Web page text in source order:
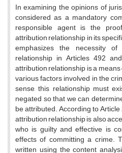
In examining the opinions of
considered as a mandatory
responsible agent is the
attribution relationship in its
emphasizes the necessity
relationship in Articles 492
attribution relationship is a
various factors involved in the
sense, this relationship must
negated so that we can
be attributed. According to
attribution relationship is also
who is guilty and effective is
effects of committing a crime.
written using the content